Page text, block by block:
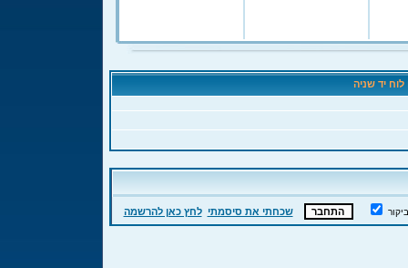
יד שניה
שכחתי את סיסמתי לחץ כאן להרשמה